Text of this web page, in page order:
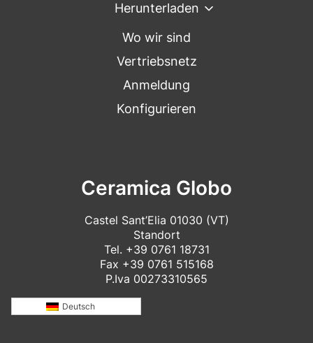
Herunterladen
Wo wir sind
Vertriebsnetz
Anmeldung
Konfigurieren
Ceramica Globo
Castel Sant’Elia 01030 (VT)
Standort
Tel. +39 0761 18731
Fax +39 0761 515168
P.Iva 00273310565
Deutsch